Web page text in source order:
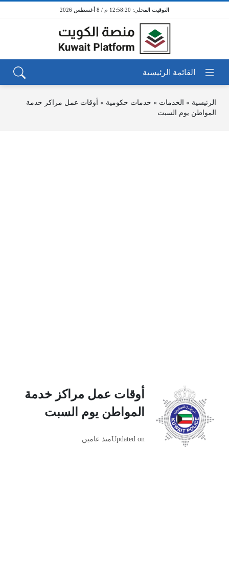
12:58:20 م / 8 أغسطس 2026
الرئيسية » الخدمات » خدمات حكومية » أوقات عمل مراكز خدمة
المواطن يوم السبت
أوقات عمل مراكز خدمة
المواطن يوم السبت
Updated onمنذ عامين